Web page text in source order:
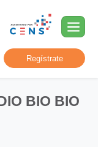
Regístrate
BIO BIO